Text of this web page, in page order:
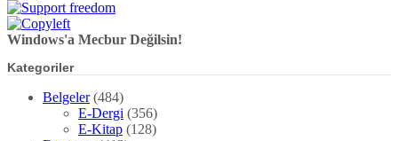
Windows'a Mecbur Değilsin!
Kategoriler
Belgeler(484)
E-Dergi (356)
E-Kitap (128)